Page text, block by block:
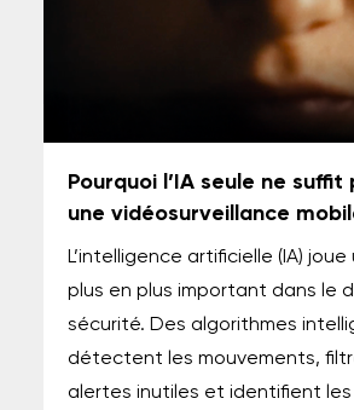
Pourquoi l’IA seule ne suffit
une vidéosurveillance
L’intelligence artificielle (IA)
plus en plus important dans le
sécurité. Des algorithmes
détectent les mouvements,
alertes inutiles et identifient les